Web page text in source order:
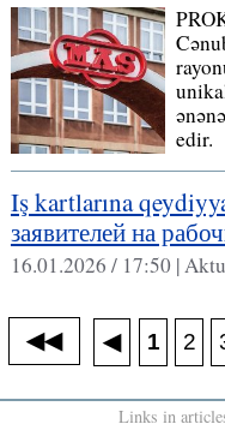
edir.
Iş kartlarına
заявителей на
16.01.2026 / 17:50 |
◀◀ ◀ 1 2
Links in